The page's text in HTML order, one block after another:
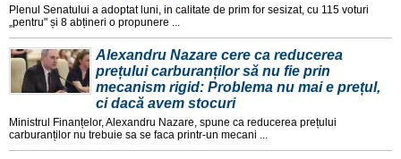
Plenul Senatului a adoptat luni, in calitate de prim for sesizat, cu 115 voturi
„pentru" și 8 abțineri o propunere ...
Alexandru Nazare cere ca reducerea
prețului carburanților să nu fie prin
mecanism rigid: Problema nu mai e prețul,
ci dacă avem stocuri
Ministrul Finanțelor, Alexandru Nazare, spune ca reducerea prețului
carburanților nu trebuie sa se faca printr-un mecani ...